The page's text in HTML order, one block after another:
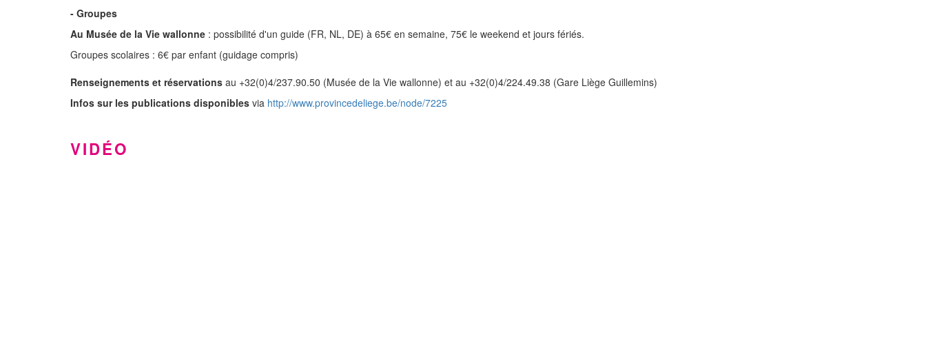
- Groupes
Au Musée de la Vie wallonne : possibilité d'un guide (FR, NL, DE) à 65€ en semaine, 75€ le weekend et jours fériés.
Groupes scolaires : 6€ par enfant (guidage compris)
Renseignements et réservations au +32(0)4/237.90.50 (Musée de la Vie wallonne) et au +32(0)4/224.49.38 (Gare Liège Guillemins)
Infos sur les publications disponibles via http://www.provincedeliege.be/node/7225
VIDÉO